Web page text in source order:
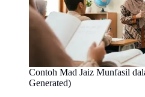
Contoh Mad Jaiz Munfasil
Generated)